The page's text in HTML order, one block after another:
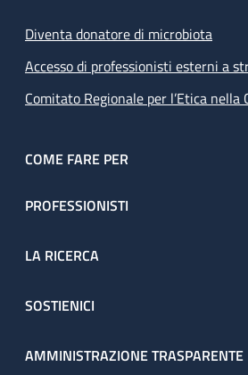
Diventa donatore di microbiota
Accesso di professionisti esterni a
Comitato Regionale per l’Etica nella
COME FARE PER
PROFESSIONISTI
LA RICERCA
SOSTIENICI
AMMINISTRAZIONE TRASPARENTE